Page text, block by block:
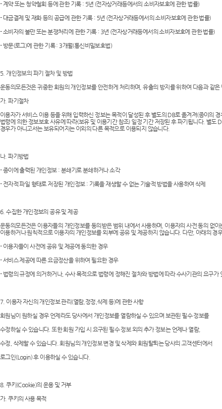
- 계약 또는 청약철회 등에 관한 기록 : 5년 (전자상거래등에서의 소비자보호에 관한 법률)
- 대금결제 및 재화 등의 공급에 관한 기록 : 5년 (전자상거래등에서의 소비자보호에 관한 법률)
- 소비자의 불만 또는 분쟁처리에 관한 기록 : 3년 (전자상거래등에서의 소비자보호에 관한 법률)
- 방문(로그)에 관한 기록 : 3개월(통신비밀보호법)
5. 개인정보의 파기 절차 및 방법
운동의모든것은 귀중한 회원의 개인정보를 안전하게 처리하며, 유출의 방지를 위하여 다음과 같
가. 파기절차
이용자가 서비스 이용 등을 위해 입력하신 정보는 목적이 달성된 후 별도의 DB로 옮겨져(종이의
법령에 의한 정보보호 사유에 따라(보유 및 이용기간 참조) 일정 기간 저장된 후 파기됩니다. 별도
경우가 아니고서는 보유되어지는 이외의 다른 목적으로 이용되지 않습니다.
나. 파기방법
- 종이에 출력된 개인정보 : 분쇄기로 분쇄하거나 소각
- 전자적 파일 형태로 저장된 개인정보 : 기록을 재생할 수 없는 기술적 방법을 사용하여 삭제
6. 수집한 개인정보의 공유 및 제공
운동의모든것은 이용자들의 개인정보를 동의받은 범위 내에서 사용하며, 이용자의 사전 동의 없이
이용하거나 원칙적으로 이용자의 개인정보를 외부에 공유 및 제공하지 않습니다. 다만, 아래의 경
- 이용자들이 사전에 공유 및 제공에 동의한 경우
- 서비스 제공에 따른 요금정산을 위하여 필요한 경우
- 법령의 규정에 의거하거나, 수사 목적으로 법령에 정해진 절차와 방법에 따라 수사기관의 요구가
7. 이용자 자신의 개인정보 관리(열람,정정,삭제 등)에 관한 사항
회원님이 원하실 경우 언제라도 당사에서 개인정보를 열람하실 수 있으며 보관된 필수 정보를
수정하실 수 있습니다. 또한 회원 가입 시 요구된 필수 정보 외의 추가 정보는 언제나 열람,
수정, 삭제할 수 있습니다. 회원님의 개인정보 변경 및 삭제와 회원탈퇴는 당사의 고객센터에서
로그인(Login) 후 이용하실 수 있습니다.
8. 쿠키(Cookie)의 운용 및 거부
가. 쿠키의 사용 목적